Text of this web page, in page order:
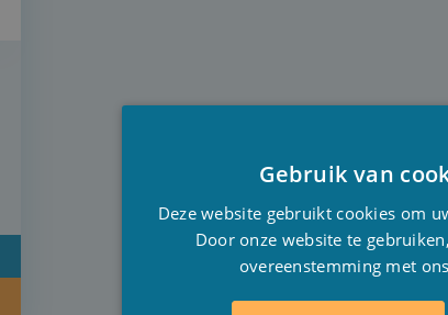
Gebruik van
Deze website gebruikt cookies om
Door onze website te
overeenstemming met